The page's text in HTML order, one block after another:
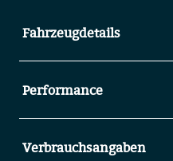
Fahrzeugdetails
Performance
Verbrauchsangaben